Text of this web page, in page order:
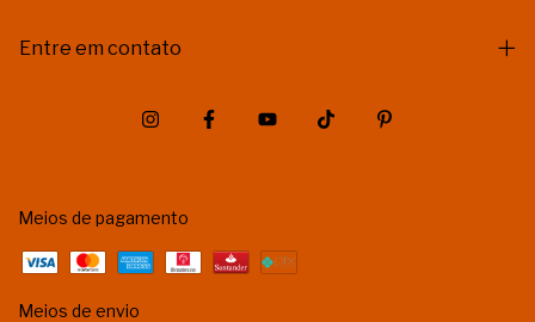
Entre em contato
Meios de pagamento
Meios de envio